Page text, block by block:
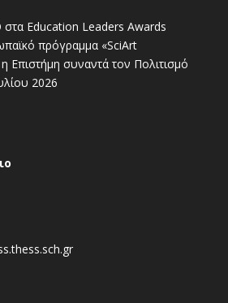
Education Leaders Awards
πρόγραμμα «SciArt
Επιστήμη συναντά τον Πολιτισμό
2026